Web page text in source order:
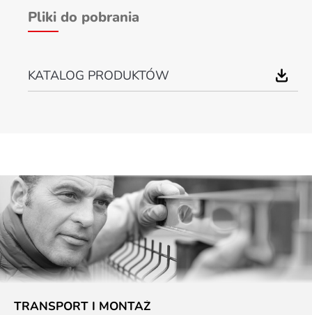
Pliki do pobrania
KATALOG PRODUKTÓW
TRANSPORT I MONTAŻ